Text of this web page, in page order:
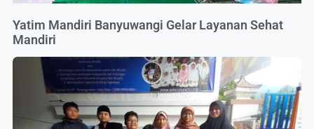
Yatim Mandiri Banyuwangi Gelar Layanan Sehat
Mandiri